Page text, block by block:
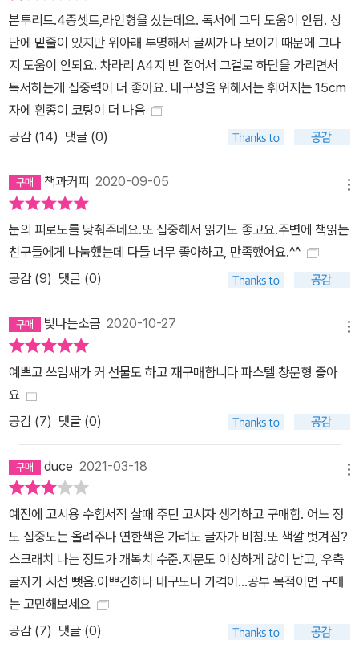
본투리드.4종셋트,라인형을 샀는데요. 독서에 그닥 도움이 안됨. 상
단에 밑줄이 있지만 위아래 투명해서 글씨가 다 보이기 때문에 그다
지 도움이 안되요. 차라리 A4지 반 접어서 그걸로 하단을 가리면서
독서하는게 집중력이 더 좋아요. 내구성을 위해서는 휘어지는 15cm
자에 흰종이 코팅이 더 나음
공감 (14) 댓글 (0)
책과커피 2020-09-05
눈의 피로도를 낮춰주네요.또 집중해서 읽기도 좋고요.주변에 책읽는
친구들에게 나눔했는데 다들 너무 좋아하고, 만족했어요.^^
공감 (9) 댓글 (0)
빛나는소금 2020-10-27
예쁘고 쓰임새가 커 선물도 하고 재구매합니다 파스텔 창문형 좋아
요
공감 (7) 댓글 (0)
duce 2021-03-18
예전에 고시용 수험서적 살때 주던 고시자 생각하고 구매함. 어느 정
도 집중도는 올려주나 연한색은 가려도 글자가 비침.또 색깔 벗겨짐?
스크래치 나는 정도가 개복치 수준.지문도 이상하게 많이 남고, 우측
글자가 시선 뺏음.이쁘긴하나 내구도나 가격이...공부 목적이면 구매
는 고민해보세요
공감 (7) 댓글 (0)